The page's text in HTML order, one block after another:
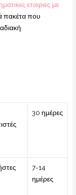
εταιριες με
πακέτα που
30 ημέρες
7-14
ημέρες